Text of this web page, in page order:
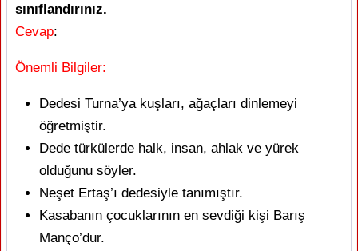
sınıflandırınız.
Cevap:
Önemli Bilgiler:
Dedesi Turna’ya kuşları, ağaçları dinlemeyi
öğretmiştir.
Dede türkülerde halk, insan, ahlak ve yürek
olduğunu söyler.
Neşet Ertaş’ı dedesiyle tanımıştır.
Kasabanın çocuklarının en sevdiği kişi Barış
Manço’dur.